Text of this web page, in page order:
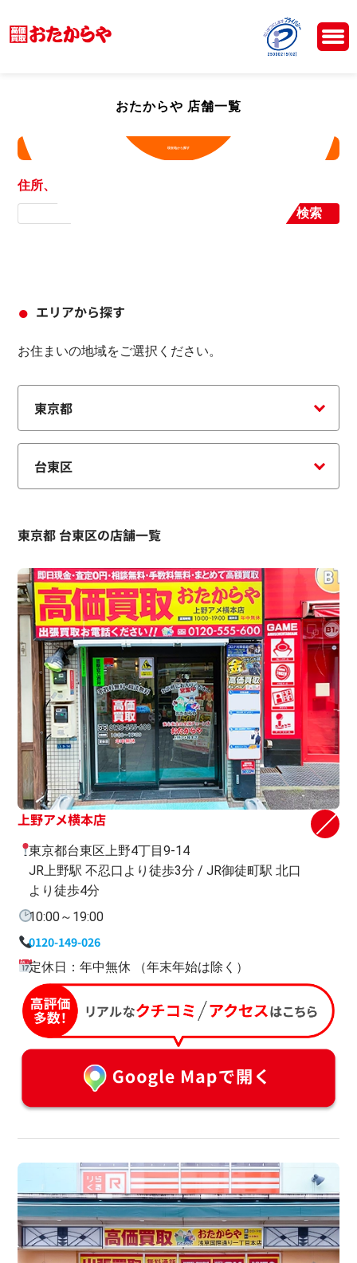
おたからや 店舗一覧
現在地から探す
住所、店舗名から探す
検索
エリアから探す
お住まいの地域をご選択ください。
東京都 台東区の店舗一覧
上野アメ横本店
東京都台東区上野4丁目9-14
JR上野駅 不忍口より徒歩3分 / JR御徒町駅 北口
より徒歩4分
10:00～19:00
0120-149-026
定休日：年中無休 （年末年始は除く）